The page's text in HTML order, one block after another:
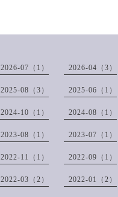
2026-07（1） 2026-04（3）
2025-08（3） 2025-06（1）
2024-10（1） 2024-08（1）
2023-08（1） 2023-07（1）
2022-11（1） 2022-09（1）
2022-03（2） 2022-01（2）